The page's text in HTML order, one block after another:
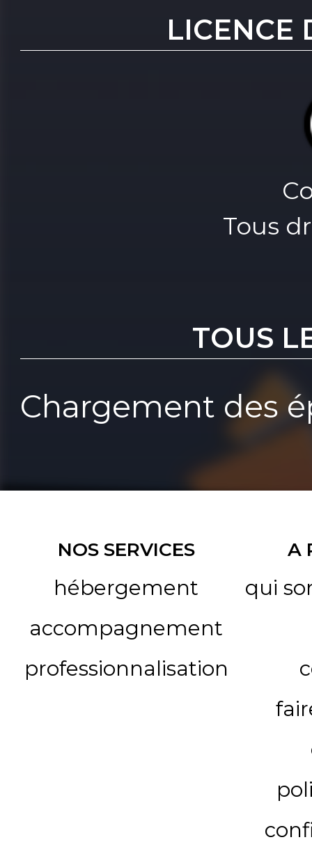
LICENCE
Tous
TOUS
Chargement des
NOS SERVICES
hébergement
accompagnement
professionnalisation
A
qui